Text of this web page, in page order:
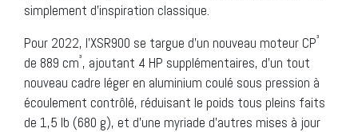
simplement d’inspiration classique.
Pour 2022, l’XSR900 se targue d’un nouveau moteur CP³
de 889 cm³, ajoutant 4 HP supplémentaires, d’un tout
nouveau cadre léger en aluminium coulé sous pression à
écoulement contrôlé, réduisant le poids tous pleins faits
de 1,5 lb (680 g), et d’une myriade d’autres mises à jour